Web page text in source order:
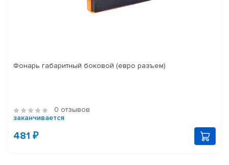
Фонарь габаритный боковой (евро разъем)
0 отзывов
заканчивается
481 ₽